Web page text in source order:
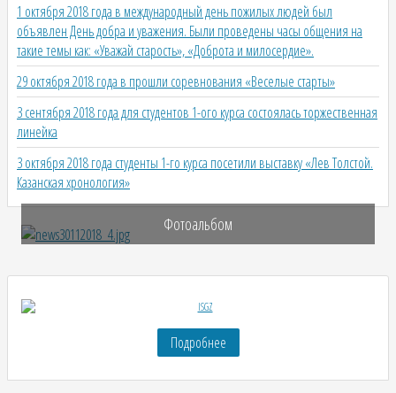
1 октября 2018 года в международный день пожилых людей был
объявлен День добра и уважения. Были проведены часы общения на
такие темы как: «Уважай старость», «Доброта и милосердие».
29 октября 2018 года в прошли соревнования «Веселые старты»
3 сентября 2018 года для студентов 1-ого курса состоялась торжественная
линейка
3 октября 2018 года студенты 1-го курса посетили выставку «Лев Толстой.
Казанская хронология»
Фотоальбом
Подробнее